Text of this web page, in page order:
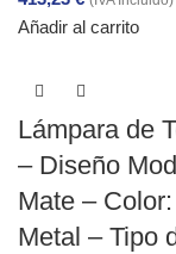
Añadir al carrito
Lámpara de
– Diseño
Mate –
Metal – Tipo